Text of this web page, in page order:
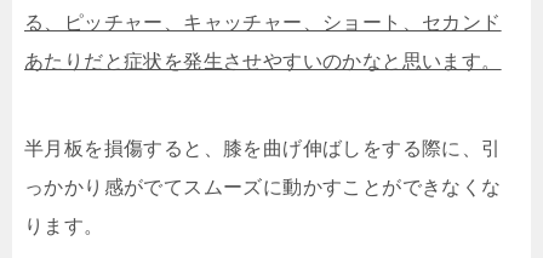
る、ピッチャー、キャッチャー、ショート、セカンド
あたりだと症状を発生させやすいのかなと思います。
半月板を損傷すると、膝を曲げ伸ばしをする際に、引
っかかり感がでてスムーズに動かすことができなくな
ります。